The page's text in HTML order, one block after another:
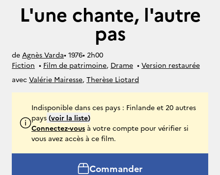
L'une chante, l'autre
pas
de Agnès Varda• 1976• 2h00
Fiction • Film de patrimoine, Drame • Version restaurée
avec Valérie Mairesse, Therèse Liotard
Indisponible dans ces pays : Finlande et 20 autres
pays (voir la liste)
Connectez-vous à votre compte pour vérifier si
vous avez accès à ce film.
Commander